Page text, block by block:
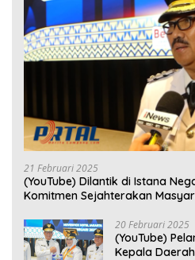
21 Februari 2025
(YouTube) Dilantik di Istana
Komitmen Sejahterakan
20 Februari 2025
(YouTube)
Kepala